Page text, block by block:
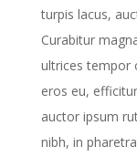
turpis lacus,
Curabitur
ultrices tempor
eros eu,
auctor ipsum
nibh, in